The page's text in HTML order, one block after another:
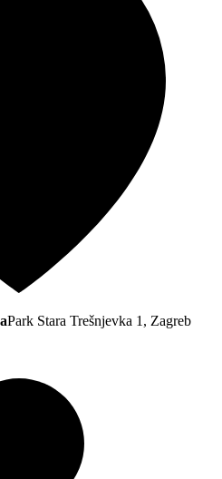
Park Stara Trešnjevka 1, Zagreb